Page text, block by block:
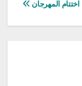
اختتام المهرجان